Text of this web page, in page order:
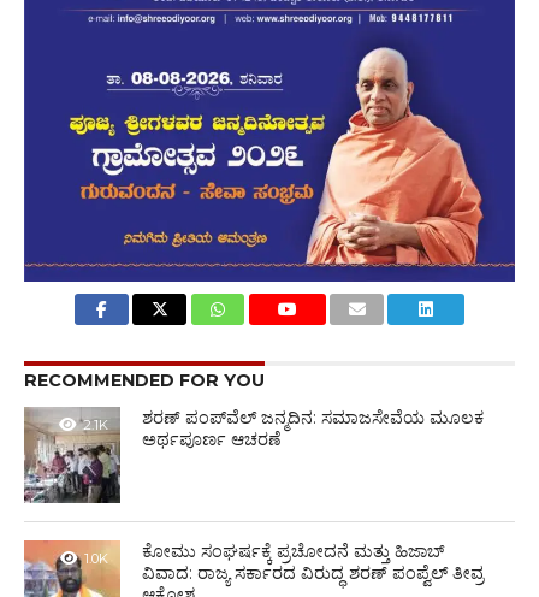
RECOMMENDED FOR YOU
2.1K
ಶರಣ್ ಪಂಪ್‌ವೆಲ್ ಜನ್ಮದಿನ: ಸಮಾಜಸೇವೆಯ ಮೂಲಕ
ಅರ್ಥಪೂರ್ಣ ಆಚರಣೆ
1.0K
ಕೋಮು ಸಂಘರ್ಷಕ್ಕೆ ಪ್ರಚೋದನೆ ಮತ್ತು ಹಿಜಾಬ್
ವಿವಾದ: ರಾಜ್ಯ ಸರ್ಕಾರದ ವಿರುದ್ಧ ಶರಣ್ ಪಂಪ್ವೆಲ್ ತೀವ್ರ